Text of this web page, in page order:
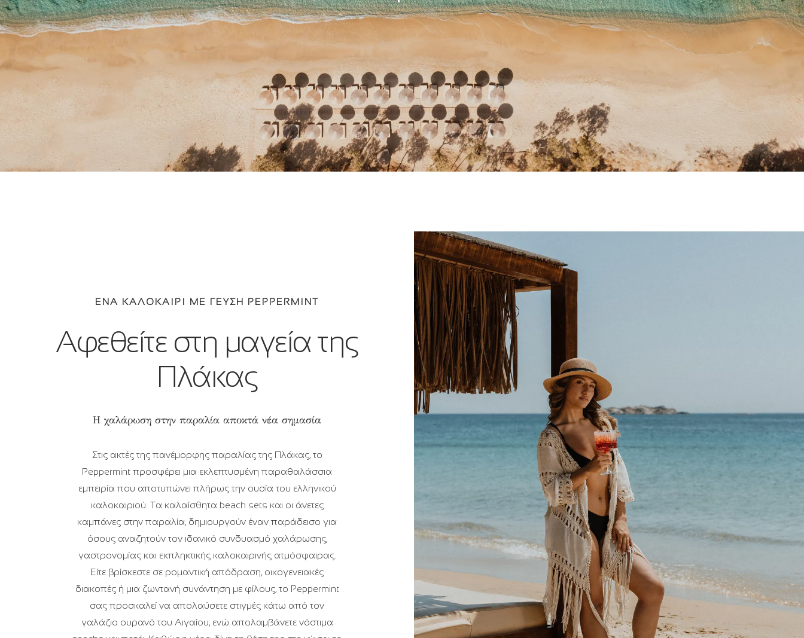
ΕΝΑ ΚΑΛΟΚΑΙΡΙ ΜΕ ΓΕΥΣΗ PEPPERMINT
Αφεθείτε στη μαγεία της
Πλάκας
Η χαλάρωση στην παραλία αποκτά νέα σημασία
Στις ακτές της πανέμορφης παραλίας της Πλάκας, το
Peppermint προσφέρει μια εκλεπτυσμένη παραθαλάσσια
εμπειρία που αποτυπώνει πλήρως την ουσία του ελληνικού
καλοκαιριού. Τα καλαίσθητα beach sets και οι άνετες
καμπάνες στην παραλία, δημιουργούν έναν παράδεισο για
όσους αναζητούν τον ιδανικό συνδυασμό χαλάρωσης,
γαστρονομίας και εκπληκτικής καλοκαιρινής ατμόσφαιρας.
Είτε βρίσκεστε σε ρομαντική απόδραση, οικογενειακές
διακοπές ή μια ζωντανή συνάντηση με φίλους, το Peppermint
σας προσκαλεί να απολαύσετε στιγμές κάτω από τον
γαλάζιο ουρανό του Αιγαίου, ενώ απολαμβάνετε νόστιμα